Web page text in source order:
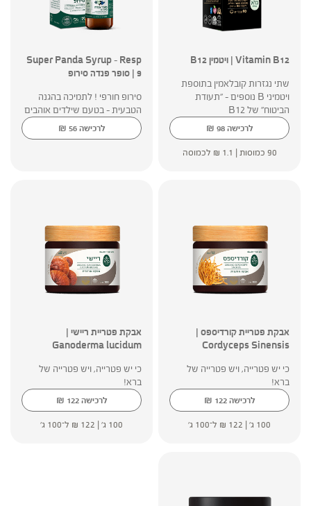
Vitamin B12 | ויטמין B12
שתי נגזרות קובלאמין בתוספת
ויטמיני B נוספים - "תעודת
הביטוח" של B12
לרכישה ₪ 98
90 כמוסות | ₪ 1.1 לכמוסה
Super Panda Syrup – Resp
9 | סופר פנדה סירופ
סירופ חורפי ! לתמיכה בהגנה
הטבעית – בטעם שילדים אוהבים
לרכישה ₪ 56
אבקת פטריית קורדיספס |
Cordyceps Sinensis
כי יש פטרייה, ויש פטרייה של
ברא!
לרכישה ₪ 122
100 ג' | ₪ 122 ל־100 ג'
אבקת פטריית ריישי |
Ganoderma lucidum
כי יש פטרייה, ויש פטרייה של
ברא!
לרכישה ₪ 122
100 ג' | ₪ 122 ל־100 ג'